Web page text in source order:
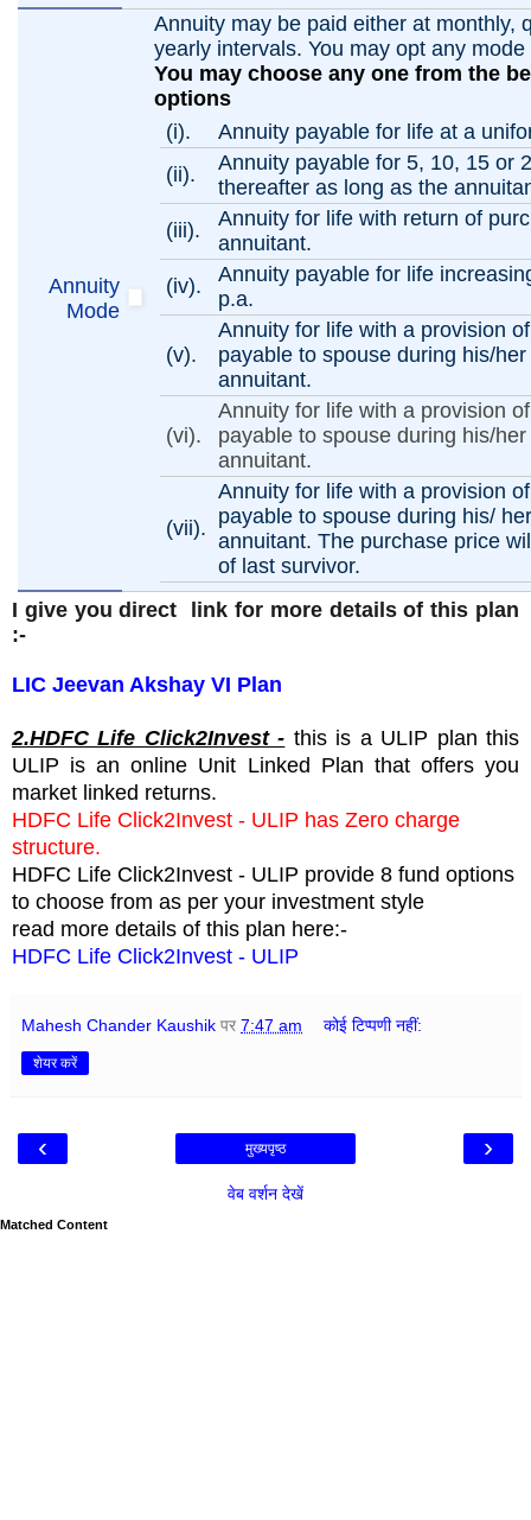
Annuity
Mode
Annuity may be paid either at monthly,
yearly intervals. You may opt any
You may choose any one from the
options
(i).
Annuity payable for life at a
(ii).
Annuity payable for 5, 10, 15 or
thereafter as long as the
(iii).
Annuity for life with return of
annuitant.
(iv).
Annuity payable for life
p.a.
(v).
Annuity for life with a provision
payable to spouse during his/
annuitant.
(vi).
Annuity for life with a provision
payable to spouse during his/
annuitant.
(vii).
Annuity for life with a provision
payable to spouse during his/
annuitant. The purchase price
of last survivor.
I give you direct link for more details of this plan
:-
LIC Jeevan Akshay VI Plan
2.HDFC Life Click2Invest - this is a ULIP plan this
ULIP is an online Unit Linked Plan that offers you
market linked returns.
HDFC Life Click2Invest - ULIP has Zero charge
structure.
HDFC Life Click2Invest - ULIP provide 8 fund options
to choose from as per your investment style
read more details of this plan here:-
HDFC Life Click2Invest - ULIP
Mahesh Chander Kaushik पर 7:47 am कोई टिप्पणी नहीं:
शेयर करें
‹ ›
मुख्यपृष्ठ
वेब वर्शन देखें
Matched Content